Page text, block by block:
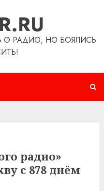
О РАДИО, НО БОЯЛИСЬ
радио»
с 878 днём